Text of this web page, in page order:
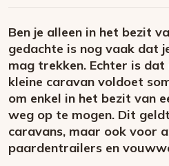
Ben je alleen in het bezit
gedachte is nog vaak dat
mag trekken. Echter is dat
kleine caravan voldoet
om enkel in het bezit van
weg op te mogen. Dit
caravans, maar ook voor
paardentrailers en